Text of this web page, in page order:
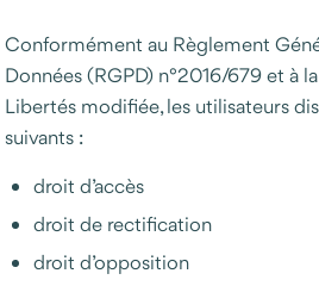
Conformément au Règlement
Données (RGPD) n°2016/679 et à
Libertés modifiée, les utilisateurs
suivants :
droit d’accès
droit de rectification
droit d’opposition